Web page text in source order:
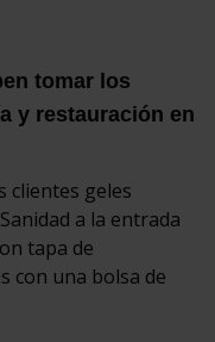
tomar los
y restauración en
clientes geles
a la entrada
tapa de
con una bolsa de